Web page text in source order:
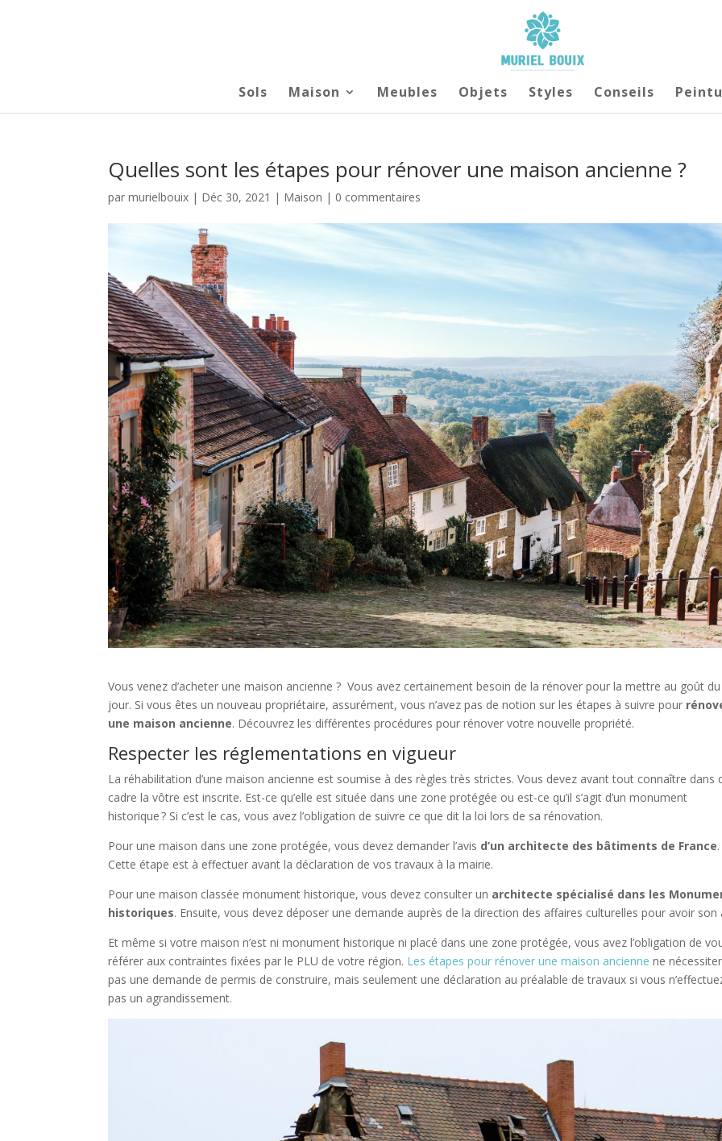
Sols Maison Meubles Objets Styles Conseils
Quelles sont les étapes pour rénover une maison ancienne ?
parmurielbouix | Déc 30, 2021 | Maison | 0 commentaires
Vous venez d’acheter une maison ancienne ? Vous avez certainement besoin de la rénover pour la mettre au goût du
jour. Si vous êtes un nouveau propriétaire, assurément, vous n’avez pas de notion sur les étapes à suivre pour
une maison ancienne. Découvrez les différentes procédures pour rénover votre nouvelle propriété.
Respecter les réglementations en vigueur
La réhabilitation d’une maison ancienne est soumise à des règles très strictes. Vous devez avant tout connaître dans
cadre la vôtre est inscrite. Est-ce qu’elle est située dans une zone protégée ou est-ce qu’il s’agit d’un monument
historique ? Si c’est le cas, vous avez l’obligation de suivre ce que dit la loi lors de sa rénovation.
Pour une maison dans une zone protégée, vous devez demander l’avis d’un architecte des bâtiments de France.
Cette étape est à effectuer avant la déclaration de vos travaux à la mairie.
Pour une maison classée monument historique, vous devez consulter un architecte spécialisé dans les
historiques. Ensuite, vous devez déposer une demande auprès de la direction des affaires culturelles pour avoir son
Et même si votre maison n’est ni monument historique ni placé dans une zone protégée, vous avez l’obligation de
référer aux contraintes fixées par le PLU de votre région. Les étapes pour rénover une maison ancienne ne
pas une demande de permis de construire, mais seulement une déclaration au préalable de travaux si vous
pas un agrandissement.